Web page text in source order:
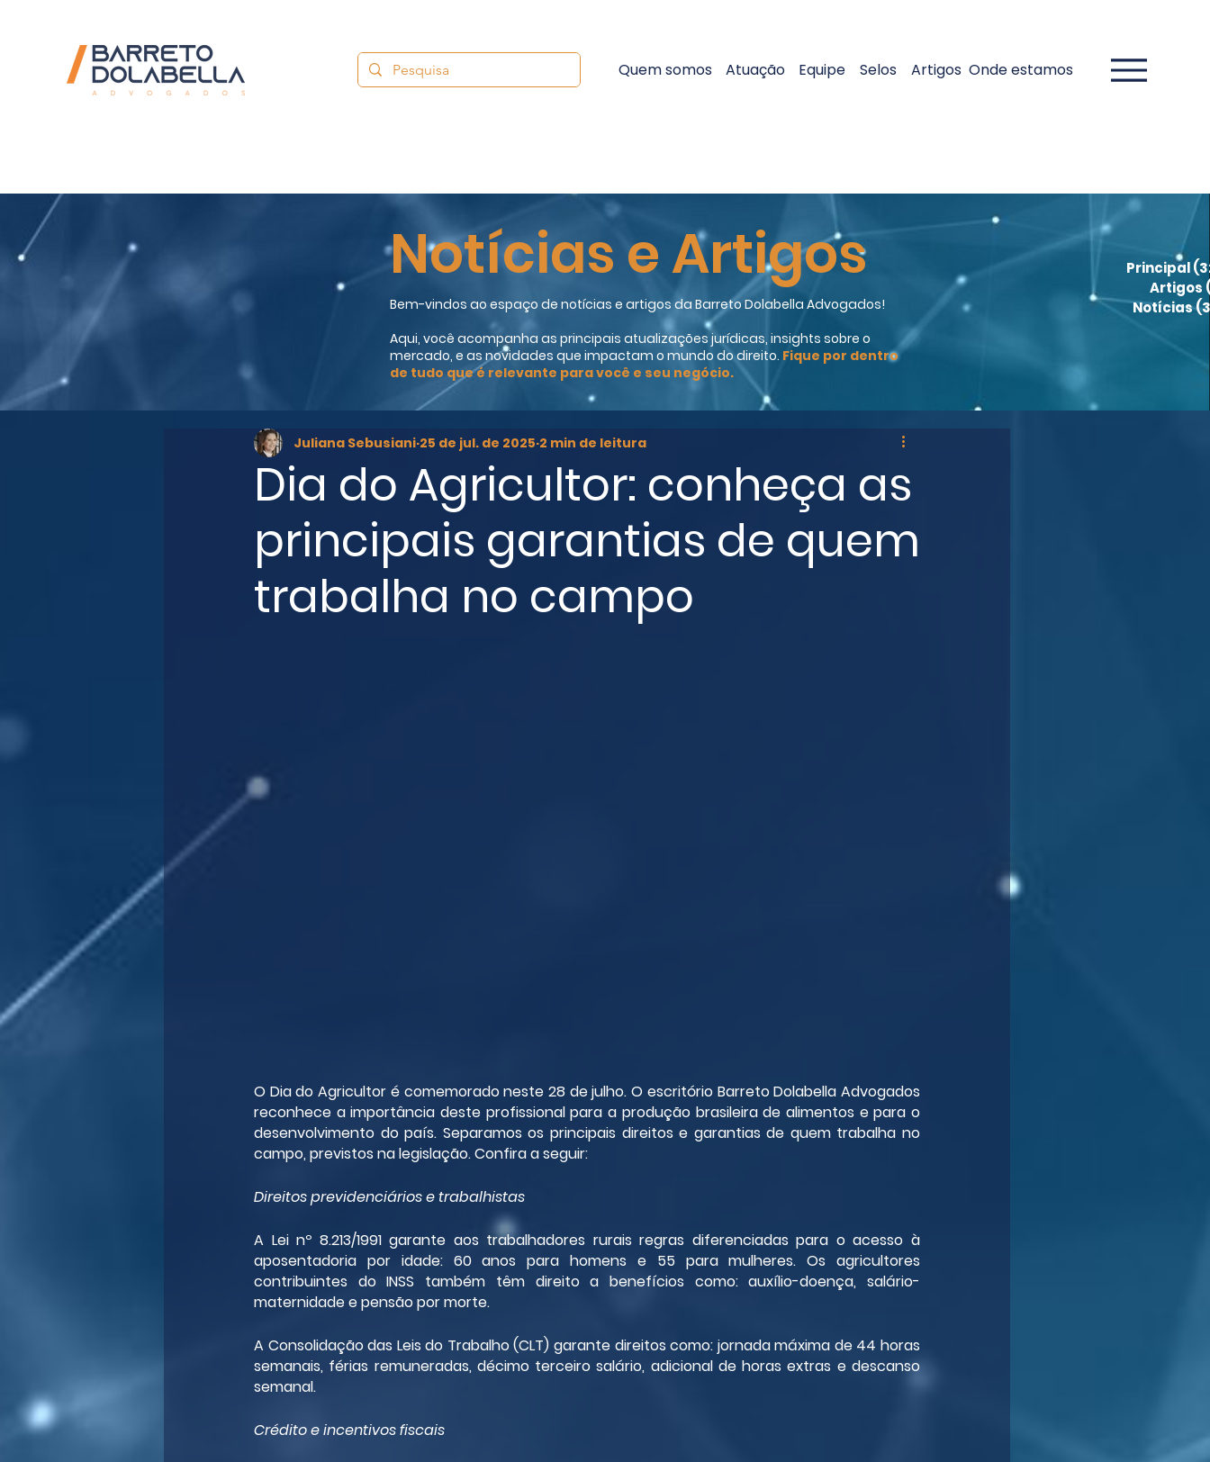
Quem somos Atuação Equipe Selos Artigos Onde estamos
Notícias e Artigos
Bem-vindos ao espaço de notícias e artigos da Barreto Dolabella Advogados!
Aqui, você acompanha as principais atualizações jurídicas, insights sobre o
mercado, e as novidades que impactam o mundo do direito. Fique por dentro
de tudo que é relevante para você e seu negócio.
Principal
Artigos
Notícias
Dia do Agricultor: conheça as
principais garantias de quem
trabalha no campo
Juliana Sebusiani 25 de jul. de 2025 2 min de leitura
O Dia do Agricultor é comemorado neste 28 de julho. O escritório Barreto Dolabella Advogados
reconhece a importância deste profissional para a produção brasileira de alimentos e para o
desenvolvimento do país. Separamos os principais direitos e garantias de quem trabalha no
campo, previstos na legislação. Confira a seguir:
Direitos previdenciários e trabalhistas
A Lei nº 8.213/1991 garante aos trabalhadores rurais regras diferenciadas para o acesso à
aposentadoria por idade: 60 anos para homens e 55 para mulheres. Os agricultores
contribuintes do INSS também têm direito a benefícios como: auxílio-doença, salário-
maternidade e pensão por morte.
A Consolidação das Leis do Trabalho (CLT) garante direitos como: jornada máxima de 44 horas
semanais, férias remuneradas, décimo terceiro salário, adicional de horas extras e descanso
semanal.
Crédito e incentivos fiscais